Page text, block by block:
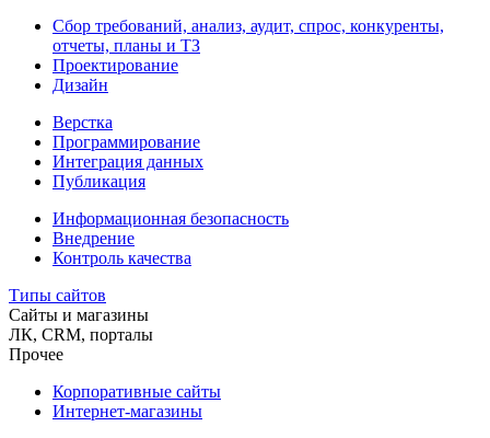
Сбор требований, анализ, аудит, спрос, конкуренты,
отчеты, планы и ТЗ
Проектирование
Дизайн
Верстка
Программирование
Интеграция данных
Публикация
Информационная безопасность
Внедрение
Контроль качества
Типы сайтов
Сайты и магазины
ЛК, CRM, порталы
Прочее
Корпоративные сайты
Интернет-магазины